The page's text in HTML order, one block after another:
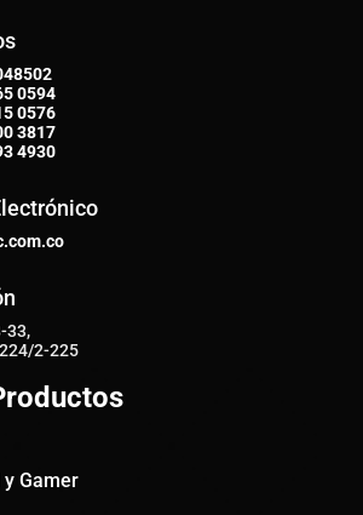
0594
0576
3817
4930
33,
2-225
Gamer